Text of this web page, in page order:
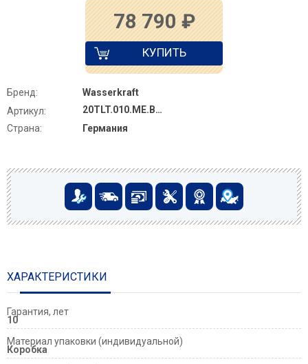
78 790 ₽
КУПИТЬ
Бренд:
Wasserkraft
Артикул:
20TLT.010.ME.BL.MG04
Страна:
Германия
ХАРАКТЕРИСТИКИ
Гарантия, лет
10
Материал упаковки (индивидуальной)
Коробка